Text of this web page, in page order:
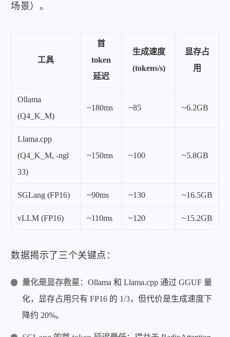
场景）。
工具
首
token
延迟
生成速度
(tokens/s)
显存占
用
Ollama
(Q4_K_M)
~180ms ~85 ~6.2GB
Llama.cpp
(Q4_K_M, -ngl
33)
~150ms ~100 ~5.8GB
SGLang (FP16) ~90ms ~130 ~16.5GB
vLLM (FP16) ~110ms ~120 ~15.2GB
数据揭示了三个关键点：
量化是显存救星 ：Ollama 和 Llama.cpp 通过 GGUF 量
化，显存占用只有 FP16 的 1/3，但代价是生成速度下
降约 20%。